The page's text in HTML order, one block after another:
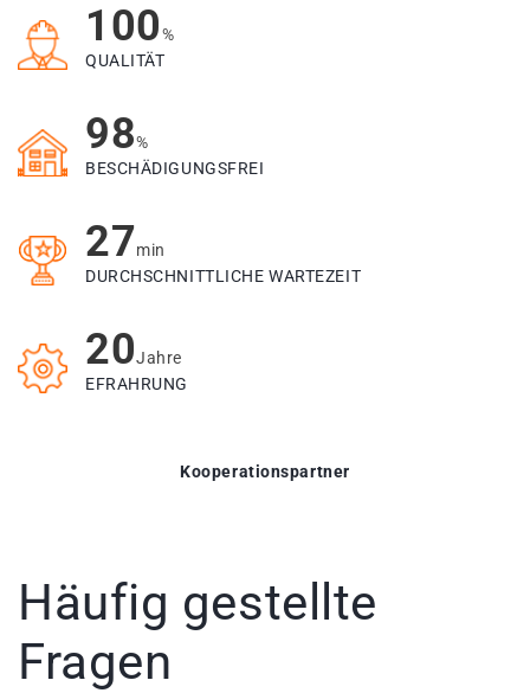
100%
QUALITÄT
98%
BESCHÄDIGUNGSFREI
27min
DURCHSCHNITTLICHE WARTEZEIT
20Jahre
EFRAHRUNG
Kooperationspartner
Häufig gestellte
Fragen